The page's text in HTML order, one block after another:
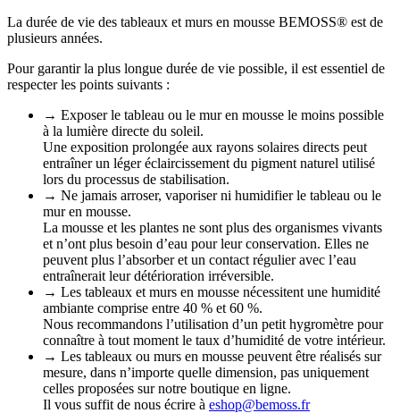
La durée de vie des tableaux et murs en mousse BEMOSS® est de
plusieurs années.
Pour garantir la plus longue durée de vie possible, il est essentiel de
respecter les points suivants :
→ Exposer le tableau ou le mur en mousse le moins possible
à la lumière directe du soleil.
Une exposition prolongée aux rayons solaires directs peut
entraîner un léger éclaircissement du pigment naturel utilisé
lors du processus de stabilisation.
→ Ne jamais arroser, vaporiser ni humidifier le tableau ou le
mur en mousse.
La mousse et les plantes ne sont plus des organismes vivants
et n’ont plus besoin d’eau pour leur conservation. Elles ne
peuvent plus l’absorber et un contact régulier avec l’eau
entraînerait leur détérioration irréversible.
→ Les tableaux et murs en mousse nécessitent une humidité
ambiante comprise entre 40 % et 60 %.
Nous recommandons l’utilisation d’un petit hygromètre pour
connaître à tout moment le taux d’humidité de votre intérieur.
→ Les tableaux ou murs en mousse peuvent être réalisés sur
mesure, dans n’importe quelle dimension, pas uniquement
celles proposées sur notre boutique en ligne.
Il vous suffit de nous écrire à eshop@bemoss.fr